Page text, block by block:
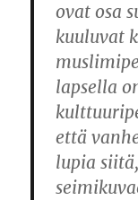
ovat osa
kuuluvat
lapsella
että
lupia